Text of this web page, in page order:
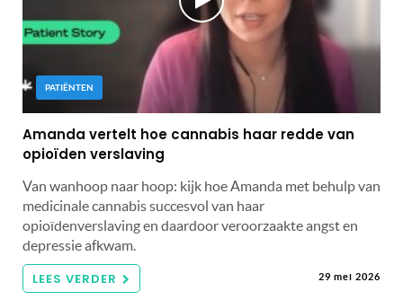
PATIËNTEN
Amanda vertelt hoe cannabis haar redde van
opioïden verslaving
Van wanhoop naar hoop: kijk hoe Amanda met behulp van
medicinale cannabis succesvol van haar
opioïdenverslaving en daardoor veroorzaakte angst en
depressie afkwam.
LEES VERDER 29 mei 2026